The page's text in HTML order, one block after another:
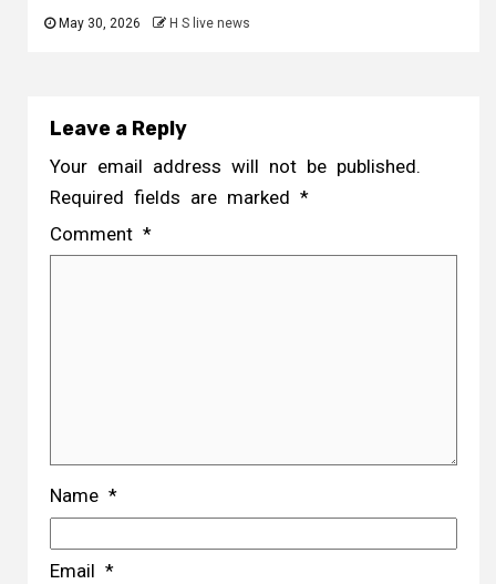
May 30, 2026 H S live news
Leave a Reply
Your email address will not be published.
Required fields are marked *
Comment *
Name *
Email *